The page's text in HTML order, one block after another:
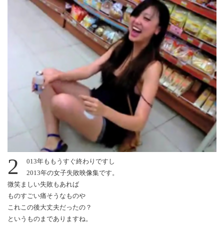
2
013年ももうすぐ終わりですし
2013年の女子失敗映像集です。
微笑ましい失敗もあれば
ものすごい痛そうなものや
これこの後大丈夫だったの？
というものまでありますね。